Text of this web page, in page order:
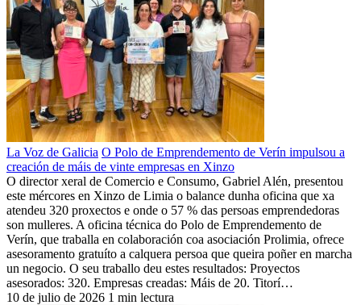
La Voz de Galicia O Polo de Emprendemento de Verín impulsou a
creación de máis de vinte empresas en Xinzo
O director xeral de Comercio e Consumo, Gabriel Alén, presentou
este mércores en Xinzo de Limia o balance dunha oficina que xa
atendeu 320 proxectos e onde o 57 % das persoas emprendedoras
son mulleres. A oficina técnica do Polo de Emprendemento de
Verín, que traballa en colaboración coa asociación Prolimia, ofrece
asesoramento gratuíto a calquera persoa que queira poñer en marcha
un negocio. O seu traballo deu estes resultados: Proyectos
asesorados: 320. Empresas creadas: Máis de 20. Titorí…
10 de julio de 2026 1 min lectura